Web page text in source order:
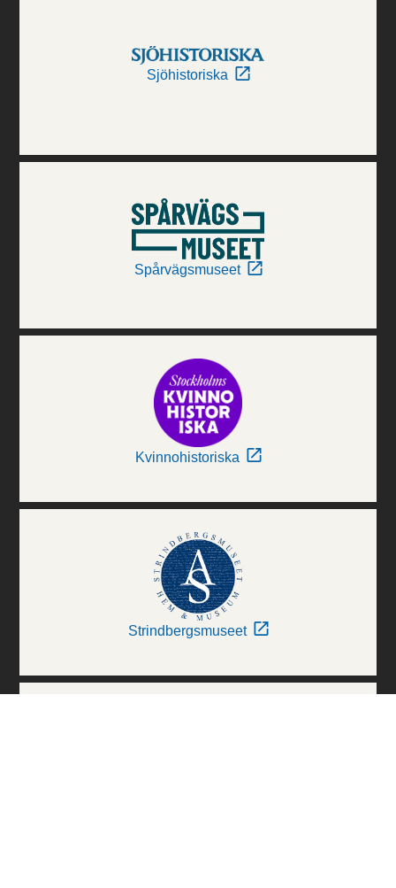
Sjöhistoriska
Spårvägsmuseet
Kvinnohistoriska
Strindbergsmuseet